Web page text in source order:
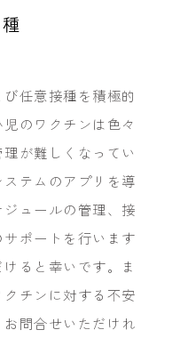
任意接種を積極的
のワクチンは色々
が難しくなってい
テムのアプリを導
ュールの管理、接
ポートを行います
ると幸いです。ま
チンに対する不安
問合せいただけれ